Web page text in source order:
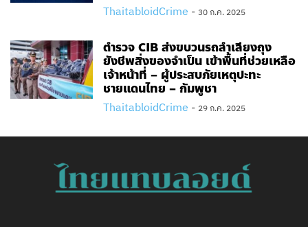
ThaitabloidCrime - 30 ก.ค. 2025
ตำรวจ CIB ส่งขบวนรถลำเลียงถุง
ยังชีพสิ่งของจำเป็น เข้าพื้นที่ช่วยเหลือ
เจ้าหน้าที่ – ผู้ประสบภัยเหตุปะทะ
ชายแดนไทย – กัมพูชา
ThaitabloidCrime - 29 ก.ค. 2025